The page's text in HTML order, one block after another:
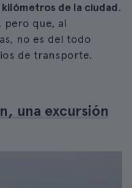
de la ciudad.
pero que, al
no es del todo
de transporte.
una excursión